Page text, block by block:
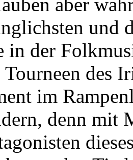
und
in der
des
im
denn mit